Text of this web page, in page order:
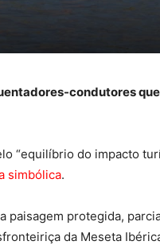
condutores
“equilíbrio do impacto
simbólica.
paisagem protegida,
da Meseta